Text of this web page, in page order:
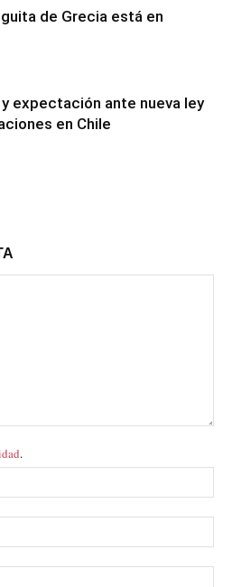
de Grecia está en
expectación ante nueva ley
en Chile
.